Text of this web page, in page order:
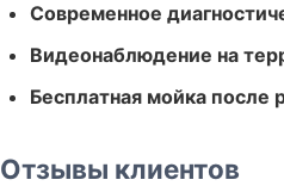
Современное
Видеонаблюдение на
Бесплатная мойка после
Отзывы клиентов